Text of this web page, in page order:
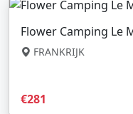
Flower Camping Le
FRANKRIJK
€281